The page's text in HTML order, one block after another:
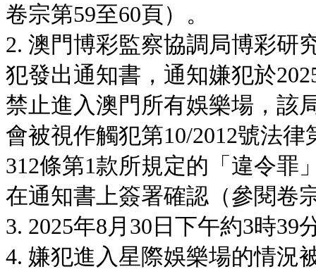
卷宗第59至60頁）。
2. 澳門博彩監察協調局博彩研
犯發出通知書，通知嫌犯於
禁止進入澳門所有娛樂場，該
會被視作觸犯第10/2012號法
312條第1款所規定的「違令罪
在通知書上簽署確認（參閱卷
3. 2025年8月30日下午約3時
4. 嫌犯進入星際娛樂場的情況